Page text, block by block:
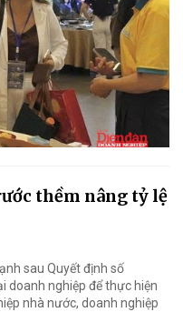
thềm nâng tỷ lệ
sau Quyết định số
doanh nghiệp để thực hiện
nhà nước, doanh nghiệp